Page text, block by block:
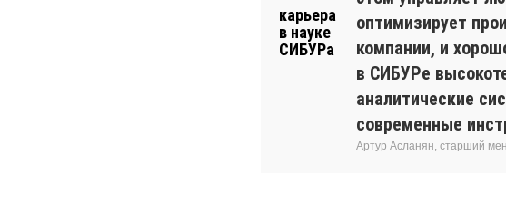
оптимизирует
компании, и
в СИБУРе
аналитические
современные
Артур Асланян, старший